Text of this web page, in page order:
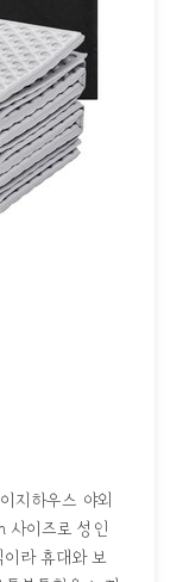
지하우스 야외
사이즈로 성인
라 휴대와 보